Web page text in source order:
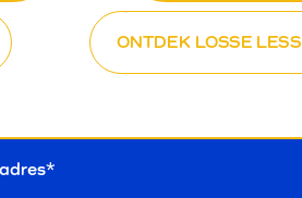
ONTDEK LOSSE